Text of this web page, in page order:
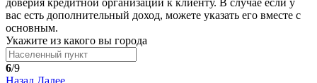
доверия кредитной организации к клиенту. В случае если у
вас есть дополнительный доход, можете указать его вместе с
основным.
Укажите из какого вы города
6/9